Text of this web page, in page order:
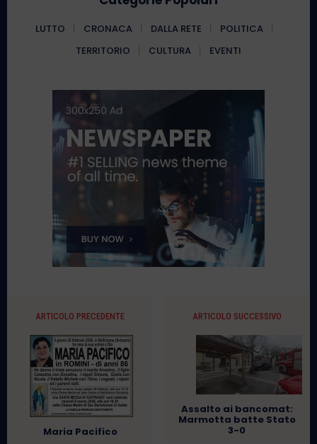
LUTTO CRONACA DALLA RETE
POLITICA
TERRITORIO
CULTURA EVENTI
ARTICOLO PRECEDENTE
Maria Pacifico
ARTICOLO SUCCESSIVO
Assalto ai bancomat:
Marmotta batte Stato
3-0